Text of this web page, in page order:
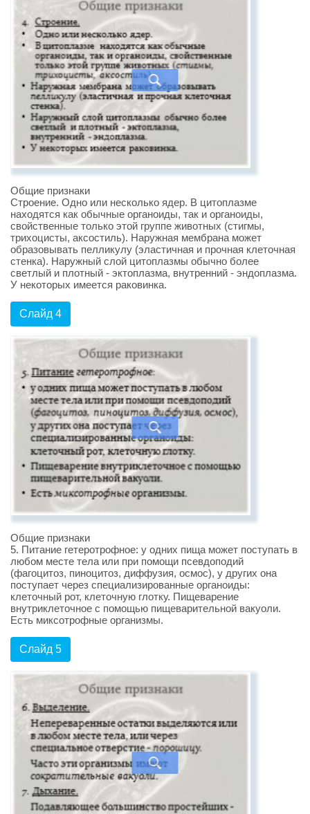
Общие признаки
Строение. Одно или несколько ядер. В цитоплазме
находятся как обычные органоиды, так и органоиды,
свойственные только этой группе животных (стигмы,
трихоцисты, аксостиль). Наружная мембрана может
образовывать пелликулу (эластичная и прочная клеточная
стенка). Наружный слой цитоплазмы обычно более
светлый и плотный - эктоплазма, внутренний - эндоплазма.
У некоторых имеется раковинка.
Слайд 4
Общие признаки
5. Питание гетеротрофное: у одних пища может поступать в
любом месте тела или при помощи псевдоподий
(фагоцитоз, пиноцитоз, диффузия, осмос), у других она
поступает через специализированные органоиды:
клеточный рот, клеточную глотку. Пищеварение
внутриклеточное с помощью пищеварительной вакуоли.
Есть миксотрофные организмы.
Слайд 5